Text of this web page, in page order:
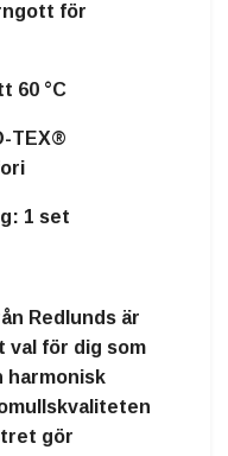
för
60 °C
TEX®
1 set
Redlunds är
för dig som
harmonisk
gör